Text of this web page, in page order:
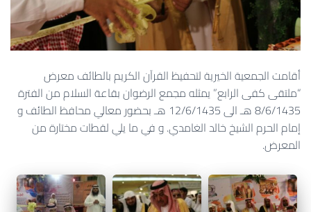
أقامت الجمعية الخيرية لتحفيظ القرآن الكريم بالطائف معرض
“ملتقى كفى الرابع” يمثله مجمع الرضوان بقاعة السلام من الفترة
8/6/1435 هـ الى 12/6/1435 هـ بحضور معالي محافظ الطائف و
إمام الحرم الشيخ خالد الغامدي. و في ما يلي لقطات مختارة من
المعرض.